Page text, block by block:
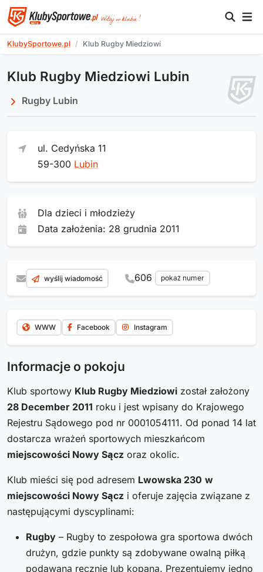
KlubySportowe.pl Klub Rugby Miedziowi
Klub Rugby Miedziowi Lubin
Rugby Lubin
ul. Cedyńska 11
59-300 Lubin
Dla dzieci i młodzieży
Data założenia: 28 grudnia 2011
wyślij wiadomość 606 pokaż numer
WWW Facebook Instagram
Informacje o pokoju
Klub sportowy Klub Rugby Miedziowi został założony
28 December 2011 roku i jest wpisany do Krajowego
Rejestru Sądowego pod nr 0001054111. Od ponad 14 lat
dostarcza wrażeń sportowych mieszkańcom
miejscowości Nowy Sącz oraz okolic.
Klub mieści się pod adresem Lwowska 230 w
miejscowości Nowy Sącz i oferuje zajęcia związane z
następującymi dyscyplinami:
Rugby – Rugby to zespołowa gra sportowa dwóch
drużyn, gdzie punkty są zdobywane owalną piłką
podawaną ręcznie lub kopaną. Prezentujemy jedno